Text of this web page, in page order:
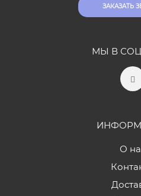
ЗАКАЗАТЬ
МЫ В
О